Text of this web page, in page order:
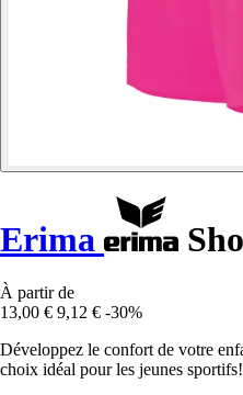
Erima
À partir de
13,00 € 9,12 € -30%
Développez le confort de votre
choix idéal pour les jeunes sportifs!